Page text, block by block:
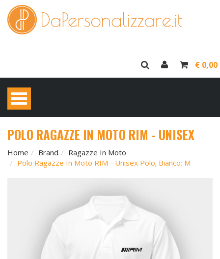
€ 0,00
POLO RAGAZZE IN MOTO RIM - UNISEX
Home Brand
Ragazze In Moto
Polo Ragazze In Moto RIM - Unisex Polo; Bianco; M